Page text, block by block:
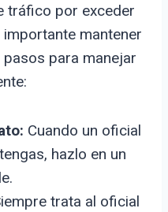
tráfico por exceder
mantener
para manejar
Cuando un oficial
hazlo en un
trata al oficial